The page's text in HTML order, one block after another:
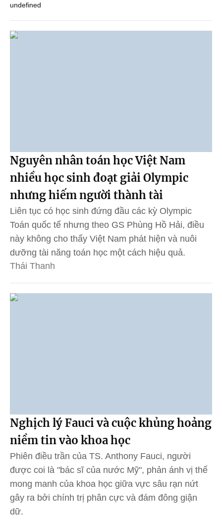
undefined
Nguyên nhân toán học Việt Nam
nhiều học sinh đoạt giải Olympic
nhưng hiếm người thành tài
Liên tục có học sinh đứng đầu các kỳ Olympic
Toán quốc tế nhưng theo GS Phùng Hồ Hải, điều
này không cho thấy Việt Nam phát hiện và nuôi
dưỡng tài năng toán học một cách hiệu quả.
Thái Thanh
Nghịch lý Fauci và cuộc khủng hoảng
niềm tin vào khoa học
Phiên điều trần của TS. Anthony Fauci, người
được coi là "bác sĩ của nước Mỹ", phản ánh vị thế
mong manh của khoa học giữa vực sâu rạn nứt
gây ra bởi chính trị phân cực và đám đông giận
dữ.